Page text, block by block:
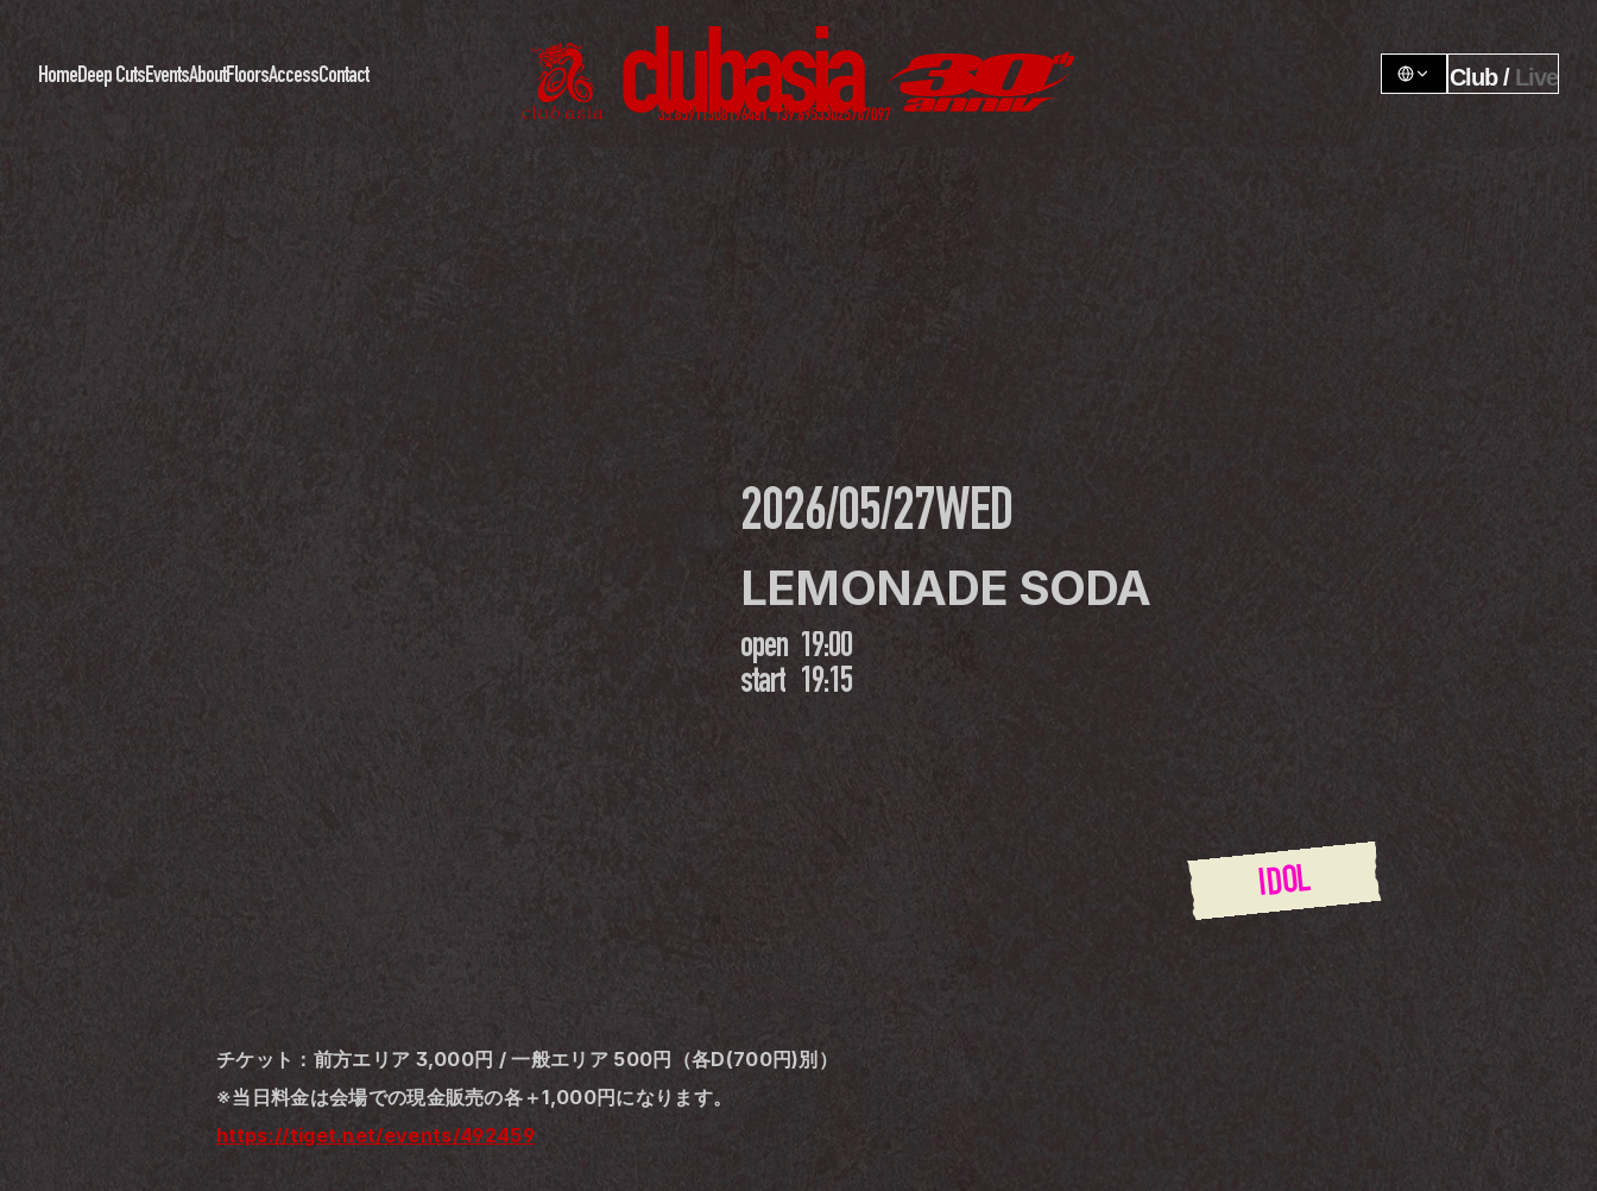
HomeDeep CutsEventsAboutFloorsAccessContact Club / Live
2026/05/27WED
LEMONADE SODA
open 19:00
start 19:15
IDOL
チケット：前方エリア 3,000円 / 一般エリア 500円（各D(700円)別）
※当日料金は会場での現金販売の各＋1,000円になります。
https://tiget.net/events/492459